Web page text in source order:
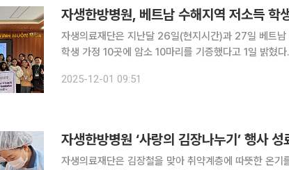
자생한방병원, 베트남 수해지역 저소득 학
자생의료재단은 지난달 26일(현지시간)과 27일 베트
학생 가정 10곳에 암소 10마리를 기증했다고 1일 밝혔다. 꽝찌성은 베트남 전쟁의 최대 피해 지역
농업을 기반으로 생계를 유지하는 주민들의 어려움이 커
2025-12-01 09:51
자생한방병원 ‘사랑의 김장나누기’ 행사
자생의료재단은 김장철을 맞아 취약계층에 따뜻한 온기